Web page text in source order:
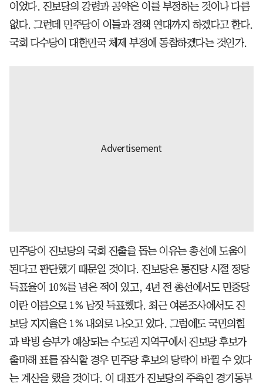
이었다. 진보당의 강령과 공약은 이를 부정하는 것이나 다름
없다. 그런데 민주당이 이들과 정책 연대까지 하겠다고 한다.
국회 다수당이 대한민국 체제 부정에 동참하겠다는 것인가.
민주당이 진보당의 국회 진출을 돕는 이유는 총선에 도움이
된다고 판단했기 때문일 것이다. 진보당은 통진당 시절 정당
득표율이 10%를 넘은 적이 있고, 4년 전 총선에서도 민중당
이란 이름으로 1% 남짓 득표했다. 최근 여론조사에서도 진
보당 지지율은 1% 내외로 나오고 있다. 그럼에도 국민의힘
과 박빙 승부가 예상되는 수도권 지역구에서 진보당 후보가
출마해 표를 잠식할 경우 민주당 후보의 당락이 바뀔 수 있다
는 계산을 했을 것이다. 이 대표가 진보당의 주축인 경기동부